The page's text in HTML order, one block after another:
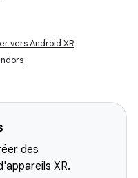
vers Android XR
des
XR.